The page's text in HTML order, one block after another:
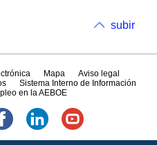
subir
Mapa
Aviso legal
Sistema Interno de Información
en la AEBOE